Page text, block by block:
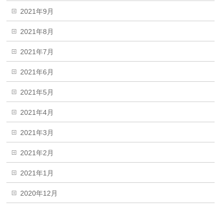
2021年9月
2021年8月
2021年7月
2021年6月
2021年5月
2021年4月
2021年3月
2021年2月
2021年1月
2020年12月